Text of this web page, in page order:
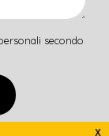
secondo
x